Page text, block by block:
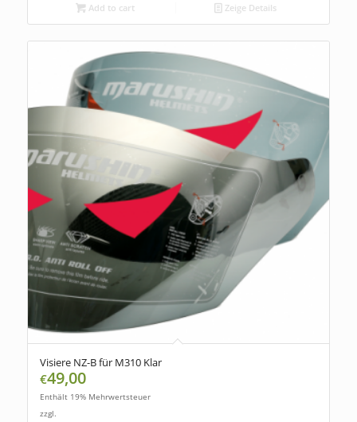
Add to cart Zeige Details
Visiere NZ-B für M310 Klar
€49,00
Enthält 19% Mehrwertsteuer
zzgl.